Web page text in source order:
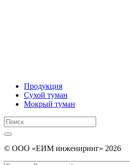
Продукция
Сухой туман
Мокрый туман
Поиск:
Поиск
© ООО «ЕИМ инжениринг» 2026